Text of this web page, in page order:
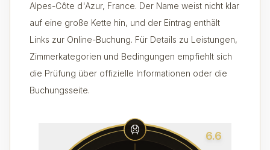
Alpes-Côte d'Azur, France. Der Name weist nicht klar
auf eine große Kette hin, und der Eintrag enthält
Links zur Online-Buchung. Für Details zu Leistungen,
Zimmerkategorien und Bedingungen empfiehlt sich
die Prüfung über offizielle Informationen oder die
Buchungsseite.
6.6